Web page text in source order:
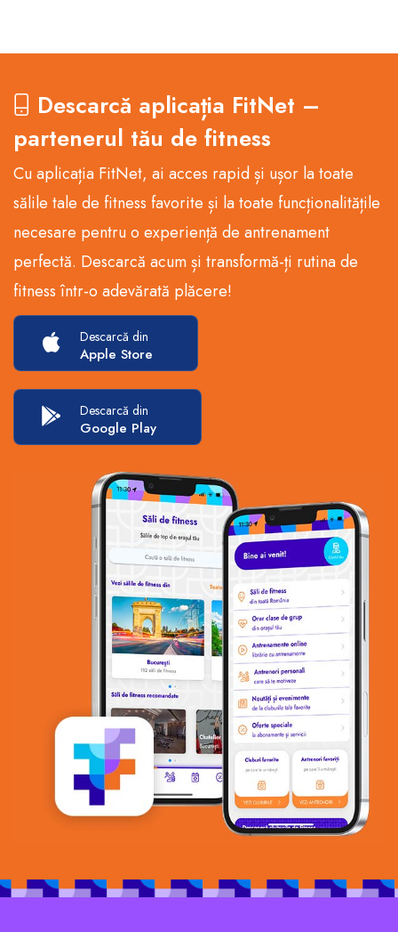
Descarcă aplicația FitNet –
partenerul tău de fitness
Cu aplicația FitNet, ai acces rapid și ușor la toate
sălile tale de fitness favorite și la toate funcționalitățile
necesare pentru o experiență de antrenament
perfectă. Descarcă acum și transformă-ți rutina de
fitness într-o adevărată plăcere!
Descarcă din
Apple Store
Descarcă din
Google Play